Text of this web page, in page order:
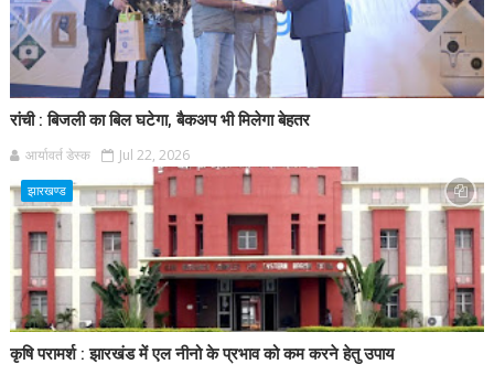
रांची : बिजली का बिल घटेगा, बैकअप भी मिलेगा बेहतर
आर्यावर्त डेस्क Jul 22, 2026
झारखण्ड
कृषि परामर्श : झारखंड में एल नीनो के प्रभाव को कम करने हेतु उपाय